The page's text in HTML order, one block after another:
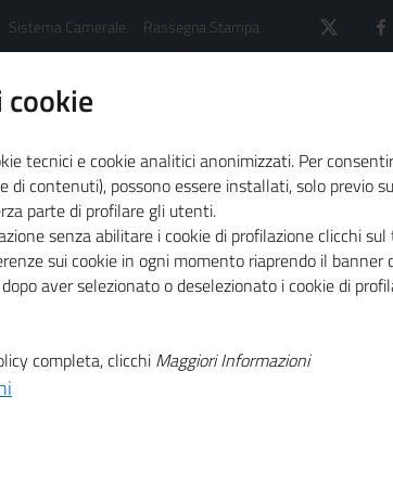
Sistema Camerale Rassegna Stampa
sistema camerale Agenda A
del
tecnici e cookie analitici anonimizzati. Per
di contenuti), possono essere installati, solo previo
parte di profilare gli utenti.
senza abilitare i cookie di profilazione clicchi
sui cookie in ogni momento riaprendo il
aver selezionato o deselezionato i cookie di
completa, clicchi Maggiori Informazioni